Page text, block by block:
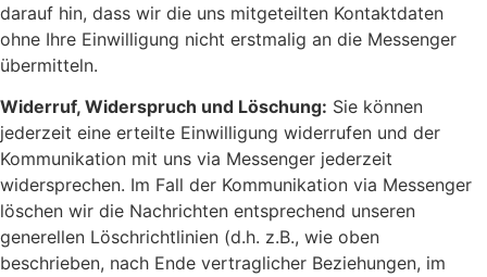
darauf hin, dass wir die uns mitgeteilten Kontaktdaten
ohne Ihre Einwilligung nicht erstmalig an die Messenger
übermitteln.
Widerruf, Widerspruch und Löschung: Sie können
jederzeit eine erteilte Einwilligung widerrufen und der
Kommunikation mit uns via Messenger jederzeit
widersprechen. Im Fall der Kommunikation via Messenger
löschen wir die Nachrichten entsprechend unseren
generellen Löschrichtlinien (d.h. z.B., wie oben
beschrieben, nach Ende vertraglicher Beziehungen, im